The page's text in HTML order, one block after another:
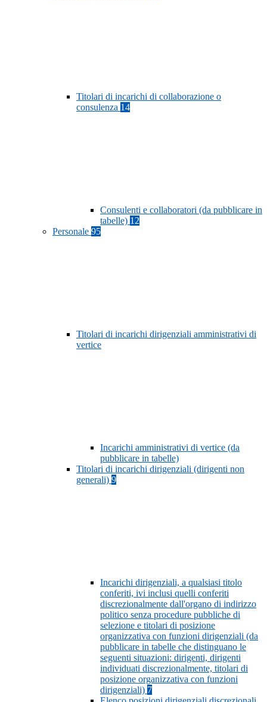
Titolari di incarichi di collaborazione o
consulenza 14
Consulenti e collaboratori (da pubblicare in
tabelle) 12
Personale 95
Titolari di incarichi dirigenziali amministrativi di
vertice
Incarichi amministrativi di vertice (da
pubblicare in tabelle)
Titolari di incarichi dirigenziali (dirigenti non
generali) 9
Incarichi dirigenziali, a qualsiasi titolo
conferiti, ivi inclusi quelli conferiti
discrezionalmente dall'organo di indirizzo
politico senza procedure pubbliche di
selezione e titolari di posizione
organizzativa con funzioni dirigenziali (da
pubblicare in tabelle che distinguano le
seguenti situazioni: dirigenti, dirigenti
individuati discrezionalmente, titolari di
posizione organizzativa con funzioni
dirigenziali) 7